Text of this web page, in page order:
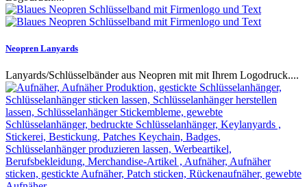
Neopren Lanyards
Lanyards/Schlüsselbänder aus Neopren mit mit Ihrem Logodruck....